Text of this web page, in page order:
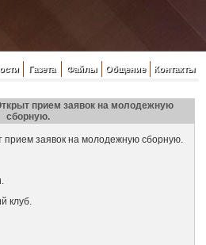
Газета Файлы Общение Контакты
прием заявок на молодежную
сборную.
заявок на молодежную сборную.
клуб.